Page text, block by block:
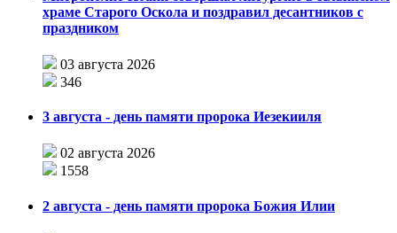
храме Старого Оскола и поздравил десантников с
праздником
03 августа 2026
346
3 августа - день памяти пророка Иезекииля
02 августа 2026
1558
2 августа - день памяти пророка Божия Илии